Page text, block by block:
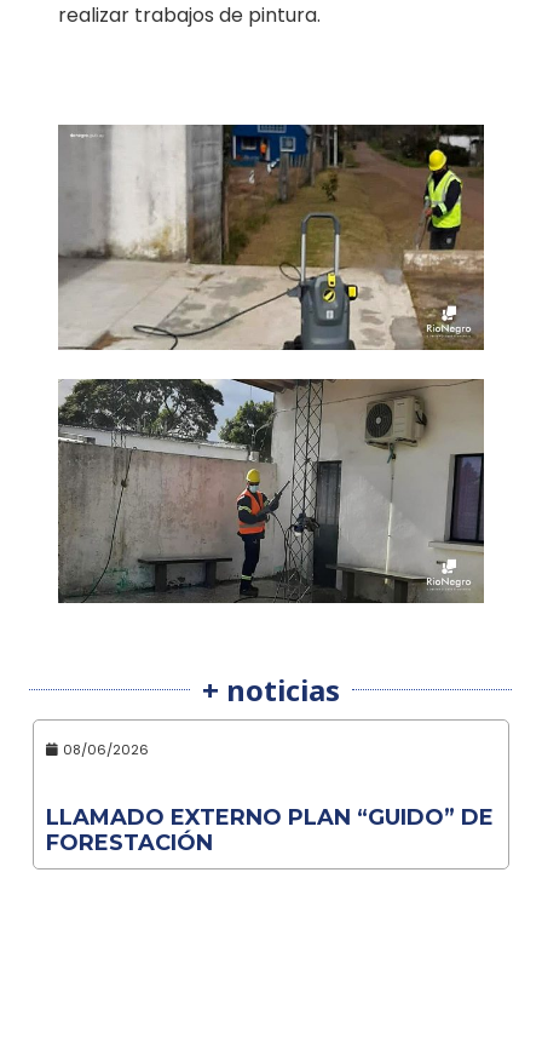
realizar trabajos de pintura.
+ noticias
08/06/2026
LLAMADO EXTERNO PLAN “GUIDO” DE
FORESTACIÓN